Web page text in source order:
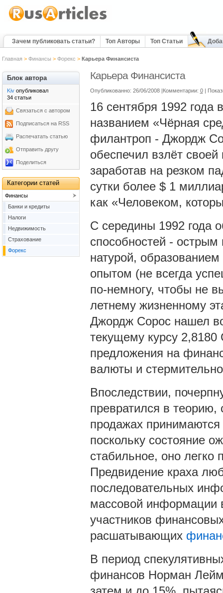
Зачем публиковать статьи? Топ Авторы Топ Статьи
Главная > Финансы > Форекс > Карьера Финансиста
Карьера Финансиста
Опубликованно: 26/06/2008 |Комментарии: 0 |
16 сентября 1992
названием «Чёрная
филантроп - Джордж
обеспечил взлёт
заработав на резком
сутки более $ 1
как «Человеком,
С середины 1992 года
способностей -
натурой,
опытом (не всегда
по-немногу, чтобы не
летнему жизненному
Джордж Сорос нашел
текущему курсу 2,8180
предложения на
валюты и
Впоследствии,
превратился в теорию,
продажах
поскольку состояние
стабильное, оно легко
Предвидение краха
последовательных
массовой информации
участников
расшатывающих
В период
финансов Норман
Блок автора
Kivопубликовал
34 статьи
Связаться с автором
Подписаться на RSS
Распечатать статью
Отправить другу
Поделиться
Категории статей
Финансы
Банки и кредиты
Налоги
Недвижимость
Страхование
Форекс